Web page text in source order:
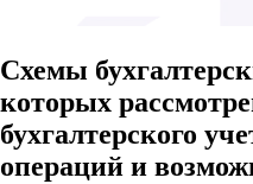
Схемы
которых
бухгалтерского
операций и